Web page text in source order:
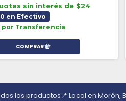
sin interés de $24
en Efectivo
por Transferencia
los productos📍 Local en Morón,